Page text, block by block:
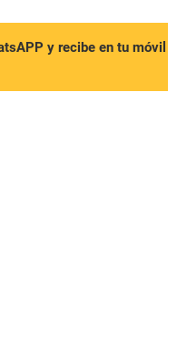
y recibe en tu móvil